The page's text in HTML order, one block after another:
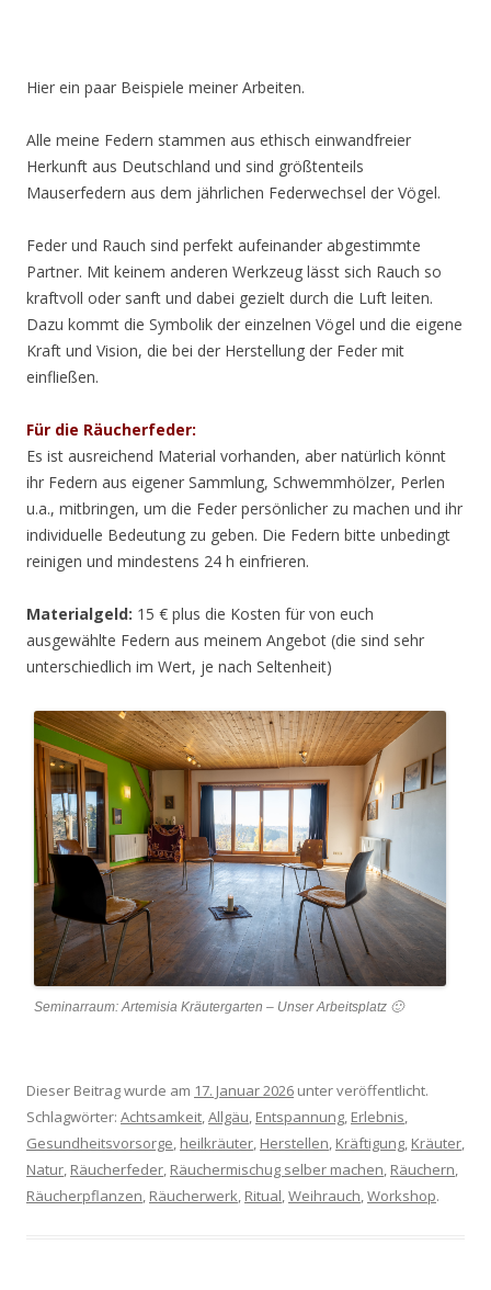
Hier ein paar Beispiele meiner Arbeiten.
Alle meine Federn stammen aus ethisch einwandfreier
Herkunft aus Deutschland und sind größtenteils
Mauserfedern aus dem jährlichen Federwechsel der Vögel.
Feder und Rauch sind perfekt aufeinander abgestimmte
Partner. Mit keinem anderen Werkzeug lässt sich Rauch so
kraftvoll oder sanft und dabei gezielt durch die Luft leiten.
Dazu kommt die Symbolik der einzelnen Vögel und die eigene
Kraft und Vision, die bei der Herstellung der Feder mit
einfließen.
Für die Räucherfeder:
Es ist ausreichend Material vorhanden, aber natürlich könnt
ihr Federn aus eigener Sammlung, Schwemmhölzer, Perlen
u.a., mitbringen, um die Feder persönlicher zu machen und ihr
individuelle Bedeutung zu geben. Die Federn bitte unbedingt
reinigen und mindestens 24 h einfrieren.
Materialgeld: 15 € plus die Kosten für von euch
ausgewählte Federn aus meinem Angebot (die sind sehr
unterschiedlich im Wert, je nach Seltenheit)
Seminarraum: Artemisia Kräutergarten – Unser Arbeitsplatz 🙂
Dieser Beitrag wurde am 17. Januar 2026 unter veröffentlicht.
Schlagwörter: Achtsamkeit,Allgäu, Entspannung, Erlebnis,
Gesundheitsvorsorge, heilkräuter, Herstellen, Kräftigung, Kräuter,
Natur, Räucherfeder, Räuchermischug selber machen, Räuchern,
Räucherpflanzen, Räucherwerk, Ritual,Weihrauch,Workshop.